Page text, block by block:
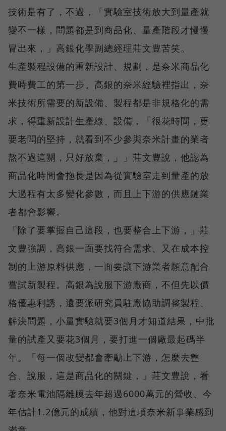
技術是有了，不過，「實驗室技術放大到量產就
變不一樣，問題都是到商品化、量產階段才慢慢
冒出來，」高銀化學副總經理莊文豊苦笑。
生產製程設備的重新設計、規劃，是奈米商品化
費時費工的第一步。高銀的奈米經驗裡指出，奈
米技術所需要的新設備、製程都是非規格化的需
求，得重新設計生產線、設備，「很花時間，更
要老闆的堅持，就看到不少參與奈米計畫的業者
熬不過這關，只好放棄，」」莊文豊說，他認為
商品化時間會拖長是因為從實驗室走到量產的放
大過程有太多變化參數，而且上下游的供應鏈業
者都會影響。
「除了要掌握自己這段，也要整合上下游，」莊
文豊強調，高銀一面要找符合需求、又在成本控
制的上游原料供應，一面要讓下游業者願意配合
嘗試新製程。高銀為說服下游廠商，不但先以價
格優惠利誘，還要派研究員駐廠協助調整製程、
解決問題，小量實驗就要3個月才知道結果，中批
量的試產又要花3個月，要打進一個廠最起碼半
年。「每一個改變都會牽動上下游，怎麼去整
合、說服，這是商品化的關鍵，」莊文豊說，看
著奈米電池隔離膜去年超過6000萬元的營收、今
年估計1.2億元的成績，他對這項奈米新事業感到